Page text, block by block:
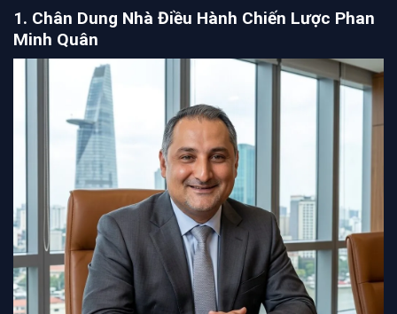
1. Chân Dung Nhà Điều Hành Chiến Lược Phan
Minh Quân